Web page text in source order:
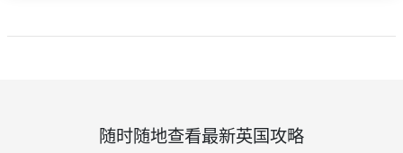
随时随地查看最新英国攻略